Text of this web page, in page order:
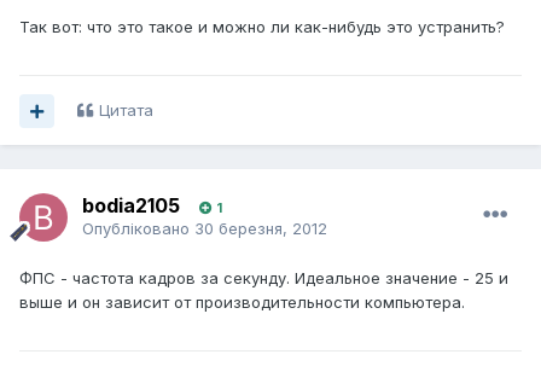
Так вот: что это такое и можно ли как-нибудь это устранить?
Цитата
bodia2105 1
Опубліковано 30 березня, 2012
ФПС - частота кадров за секунду. Идеальное значение - 25 и
выше и он зависит от производительности компьютера.